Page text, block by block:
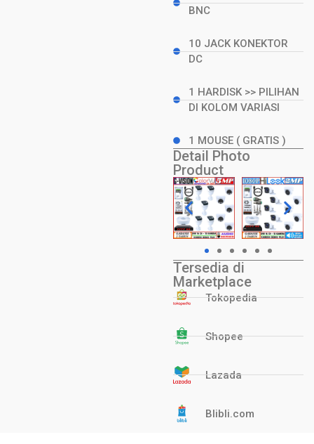
BNC
10 JACK KONEKTOR
DC
1 HARDISK >> PILIHAN
DI KOLOM VARIASI
1 MOUSE ( GRATIS )
Detail Photo
Product
Tersedia di
Marketplace
Tokopedia
Shopee
Lazada
Blibli.com